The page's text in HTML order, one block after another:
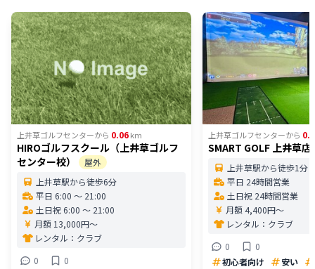
上井草ゴルフセンターから 0.06km
HIROゴルフスクール（上井草ゴルフ
センター校）
屋外
上井草駅から徒歩6分
平日 6:00 〜 21:00
土日祝 6:00 〜 21:00
月額 13,000円〜
レンタル： クラブ
0
0
上井草ゴルフセンターから
SMART GOLF 上井草店
上井草駅から徒歩1分
平日 24時間営業
土日祝 24時間営業
月額 4,400円〜
レンタル： クラブ
0
0
初心者向け
安い